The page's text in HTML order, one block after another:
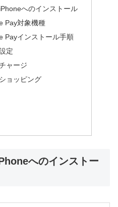
へのインストール
Pay対象機種
Payインストール手順
定
ャージ
ョッピング
へのインストー